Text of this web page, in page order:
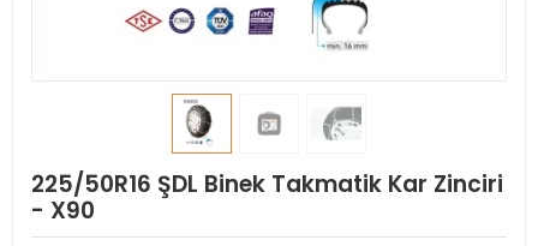
225/50R16 ŞDL Binek Takmatik Kar Zinciri
- X90